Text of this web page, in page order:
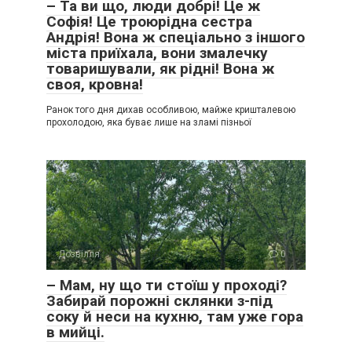
– Та ви що, люди добрі! Це ж
Софія! Це троюрідна сестра
Андрія! Вона ж спеціально з іншого
міста приїхала, вони змалечку
товаришували, як рідні! Вона ж
своя, кровна!
Ранок того дня дихав особливою, майже кришталевою
прохолодою, яка буває лише на зламі пізньої
Дозвілля 0
– Мам, ну що ти стоїш у проході?
Забирай порожні склянки з-під
соку й неси на кухню, там уже гора
в мийці.